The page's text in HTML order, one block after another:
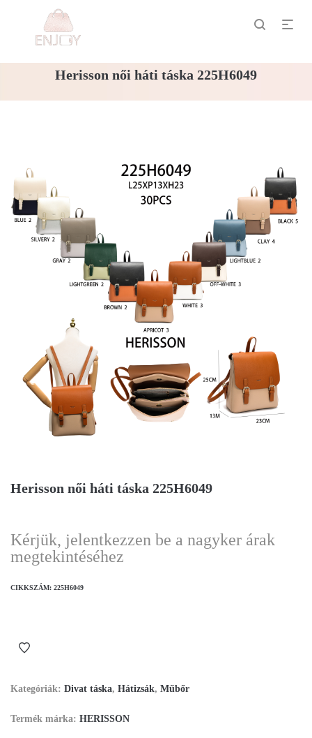
Herisson női háti táska 225H6049
Herisson női háti táska 225H6049
Kérjük, jelentkezzen be a nagyker árak
megtekintéséhez
CIKKSZÁM: 225H6049
Kategóriák: Divat táska, Hátizsák, Műbőr
Termék márka: HERISSON